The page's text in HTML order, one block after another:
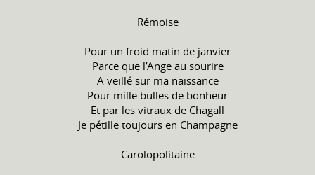
Rémoise
Pour un froid matin de janvier
Parce que l’Ange au sourire
A veillé sur ma naissance
Pour mille bulles de bonheur
Et par les vitraux de Chagall
Je pétille toujours en Champagne
Carolopolitaine